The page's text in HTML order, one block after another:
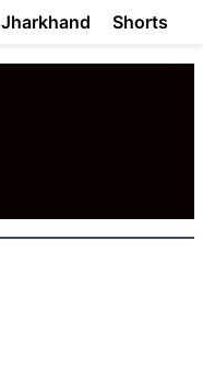
Jharkhand Shorts